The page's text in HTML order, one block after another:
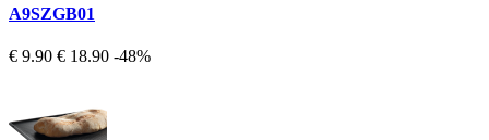
A9SZGB01
€ 9.90 € 18.90 -48%